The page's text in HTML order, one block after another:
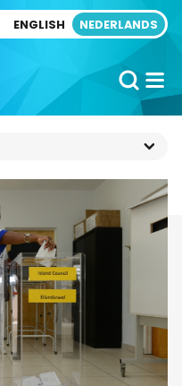
ENGLISH NEDERLANDS